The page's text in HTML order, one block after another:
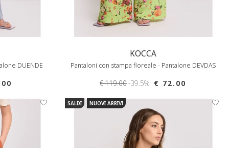
DUENDE
KOCCA
Pantaloni con stampa floreale - Pantalone DEVDAS
€ 119.00-39.5% € 72.00
SALDI NUOVI ARRIVI